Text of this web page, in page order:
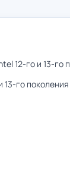
12-го и 13-го
13-го поколения